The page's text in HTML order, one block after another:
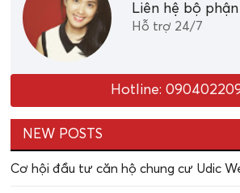
Liên hệ bộ
Hỗ trợ 24/7
Hotline:
NEW POSTS
Cơ hội đầu tư căn hộ chung cư Udic